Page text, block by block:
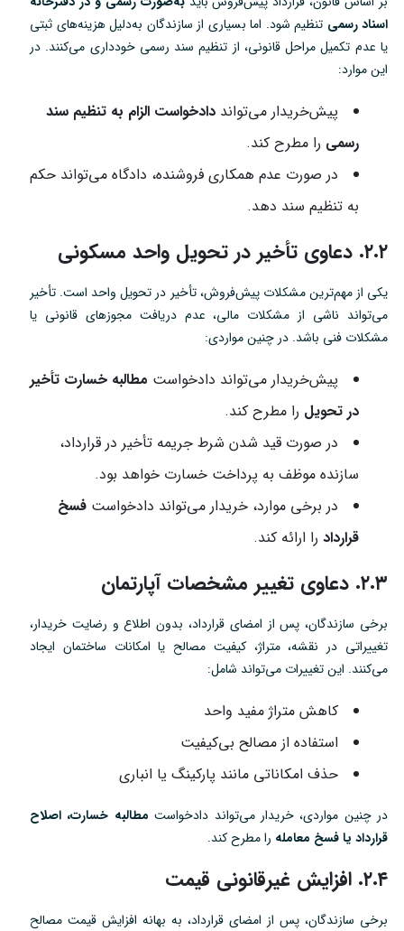
اسناد رسمی تنظیم شود. اما بسیاری از سازندگان به‌دلیل هزینه‌های ثبتی
یا عدم تکمیل مراحل قانونی، از تنظیم سند رسمی خودداری می‌کنند. در
این موارد:
پیش‌خریدار می‌تواند دادخواست الزام به تنظیم سند
رسمی را مطرح کند.
در صورت عدم همکاری فروشنده، دادگاه می‌تواند حکم
به تنظیم سند دهد.
۲.۲. دعاوی تأخیر در تحویل واحد مسکونی
یکی از مهم‌ترین مشکلات پیش‌فروش، تأخیر در تحویل واحد است. تأخیر
می‌تواند ناشی از مشکلات مالی، عدم دریافت مجوزهای قانونی یا
مشکلات فنی باشد. در چنین مواردی:
پیش‌خریدار می‌تواند دادخواست مطالبه خسارت تأخیر
در تحویل را مطرح کند.
در صورت قید شدن شرط جریمه تأخیر در قرارداد،
سازنده موظف به پرداخت خسارت خواهد بود.
در برخی موارد، خریدار می‌تواند دادخواست فسخ
قرارداد را ارائه کند.
۲.۳. دعاوی تغییر مشخصات آپارتمان
برخی سازندگان، پس از امضای قرارداد، بدون اطلاع و رضایت خریدار،
تغییراتی در نقشه، متراژ، کیفیت مصالح یا امکانات ساختمان ایجاد
می‌کنند. این تغییرات می‌تواند شامل:
کاهش متراژ مفید واحد
استفاده از مصالح بی‌کیفیت
حذف امکاناتی مانند پارکینگ یا انباری
در چنین مواردی، خریدار می‌تواند دادخواست مطالبه خسارت، اصلاح
قرارداد یا فسخ معامله را مطرح کند.
۲.۴. افزایش غیرقانونی قیمت
برخی سازندگان، پس از امضای قرارداد، به بهانه افزایش قیمت مصالح